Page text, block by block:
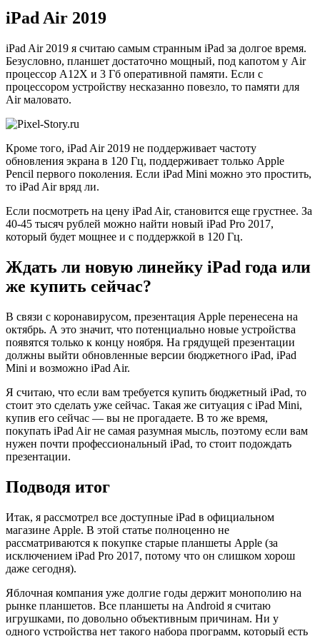
iPad Air 2019
iPad Air 2019 я считаю самым странным iPad за долгое время.
Безусловно, планшет достаточно мощный, под капотом у Air
процессор A12X и 3 Гб оперативной памяти. Если с
процессором устройству несказанно повезло, то памяти для
Air маловато.
Кроме того, iPad Air 2019 не поддерживает частоту
обновления экрана в 120 Гц, поддерживает только Apple
Pencil первого поколения. Если iPad Mini можно это простить,
то iPad Air вряд ли.
Если посмотреть на цену iPad Air, становится еще грустнее. За
40-45 тысяч рублей можно найти новый iPad Pro 2017,
который будет мощнее и с поддержкой в 120 Гц.
Ждать ли новую линейку iPad года или
же купить сейчас?
В связи с коронавирусом, презентация Apple перенесена на
октябрь. А это значит, что потенциально новые устройства
появятся только к концу ноября. На грядущей презентации
должны выйти обновленные версии бюджетного iPad, iPad
Mini и возможно iPad Air.
Я считаю, что если вам требуется купить бюджетный iPad, то
стоит это сделать уже сейчас. Такая же ситуация с iPad Mini,
купив его сейчас — вы не прогадаете. В то же время,
покупать iPad Air не самая разумная мысль, поэтому если вам
нужен почти профессиональный iPad, то стоит подождать
презентации.
Подводя итог
Итак, я рассмотрел все доступные iPad в официальном
магазине Apple. В этой статье полноценно не
рассматриваются к покупке старые планшеты Apple (за
исключением iPad Pro 2017, потому что он слишком хорош
даже сегодня).
Яблочная компания уже долгие годы держит монополию на
рынке планшетов. Все планшеты на Android я считаю
игрушками, по довольно объективным причинам. Ни у
одного устройства нет такого набора программ, который есть